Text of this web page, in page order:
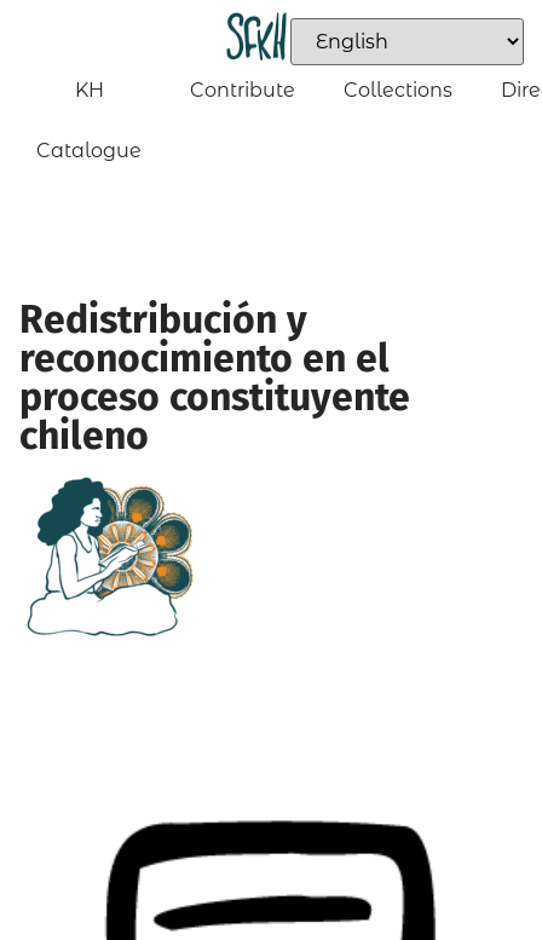
KH
Catalogue
Contribute Collections
Redistribución y
reconocimiento en el
proceso constituyente
chileno